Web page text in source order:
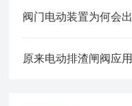
原来电动排渣闸阀应